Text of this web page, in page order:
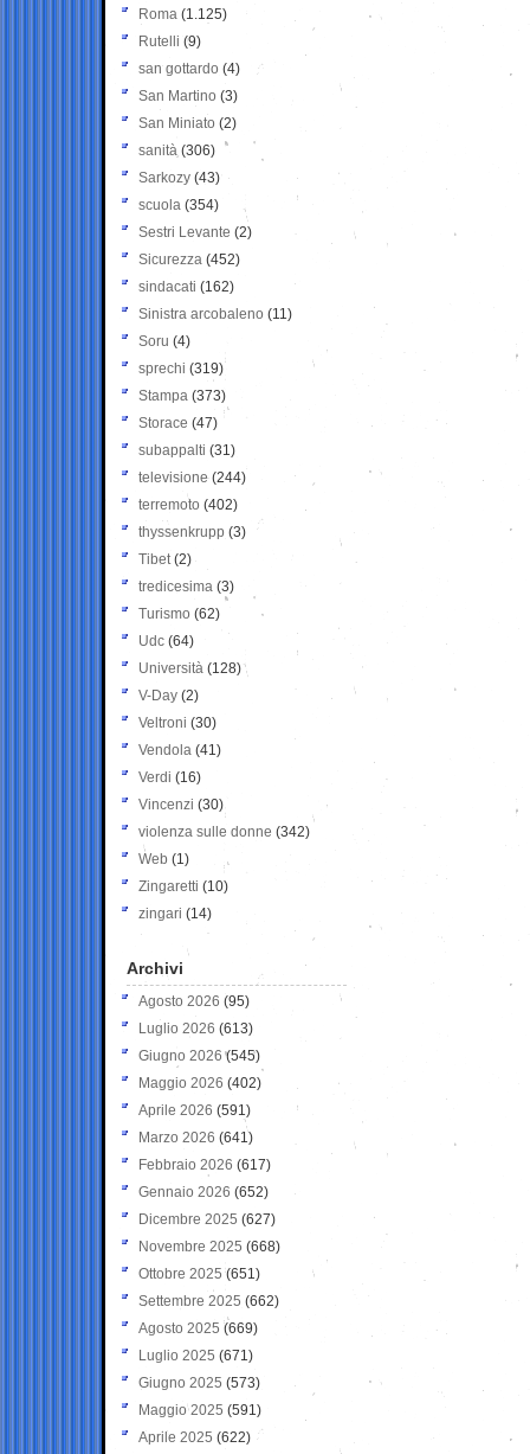
Roma (1.125)
Rutelli (9)
san gottardo (4)
San Martino (3)
San Miniato (2)
sanità (306)
Sarkozy (43)
scuola (354)
Sestri Levante (2)
Sicurezza (452)
sindacati (162)
Sinistra arcobaleno (11)
Soru (4)
sprechi (319)
Stampa (373)
Storace (47)
subappalti (31)
televisione(244)
terremoto (402)
thyssenkrupp (3)
Tibet(2)
tredicesima (3)
Turismo (62)
Udc (64)
Università (128)
V-Day (2)
Veltroni (30)
Vendola (41)
Verdi (16)
Vincenzi (30)
violenza sulle donne (342)
Web (1)
Zingaretti (10)
zingari (14)
Archivi
Agosto 2026 (95)
Luglio 2026 (613)
Giugno 2026 (545)
Maggio 2026 (402)
Aprile 2026 (591)
Marzo 2026 (641)
Febbraio 2026 (617)
Gennaio 2026 (652)
Dicembre 2025 (627)
Novembre 2025 (668)
Ottobre 2025 (651)
Settembre 2025 (662)
Agosto 2025 (669)
Luglio 2025 (671)
Giugno 2025 (573)
Maggio 2025 (591)
Aprile 2025 (622)